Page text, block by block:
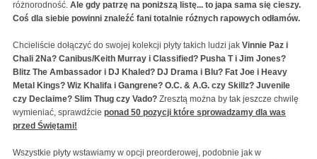
różnorodność. Ale gdy patrzę na poniższą listę... to japa sama się cieszy.
Coś dla siebie powinni znaleźć fani totalnie różnych rapowych odłamów.
Chcieliście dołączyć do swojej kolekcji płyty takich ludzi jak Vinnie Paz i
Chali 2Na? Canibus/Keith Murray i Classified? Pusha T i Jim Jones?
Blitz The Ambassador i DJ Khaled? DJ Drama i Blu? Fat Joe i Heavy
Metal Kings? Wiz Khalifa i Gangrene? O.C. & A.G. czy Skillz? Juvenile
czy Declaime? Slim Thug czy Vado? Zresztą można by tak jeszcze chwilę
wymieniać, sprawdźcie ponad 50 pozycji które sprowadzamy dla was
przed Świętami!
Wszystkie płyty wstawiamy w opcji preorderowej, podobnie jak w